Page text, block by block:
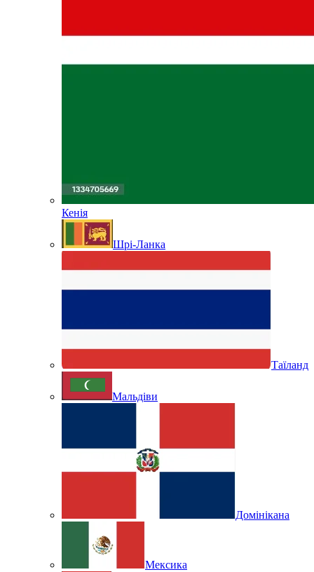
Кенія
Шрі-Ланка
Таїланд
Мальдіви
Домінікана
Мексика